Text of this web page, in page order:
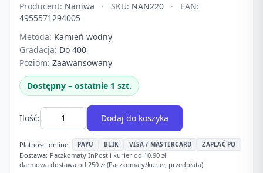
Producent: Naniwa · SKU: NAN220 ·
EAN:
4955571294005
Metoda: Kamień wodny
Gradacja: Do 400
Poziom: Zaawansowany
Dostępny – ostatnie 1 szt.
Ilość: Dodaj do koszyka
Płatności online: PAYU BLIK VISA / MASTERCARD ZAPŁAĆ PO
Dostawa: Paczkomaty InPost i kurier od 10,90 zł·
darmowa dostawa od 250 zł (Paczkomaty/kurier, przedpłata)